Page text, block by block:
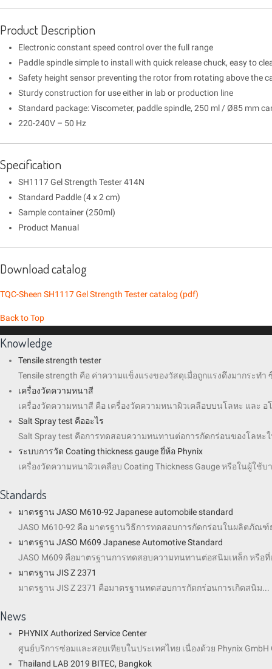
Product Description
Electronic constant speed control over the full range
Paddle spindle simple to install with quick release chuck, easy to
Safety height sensor preventing the rotor from rotating above the
Sturdy construction for use either in lab or production line
Standard package: Viscometer, paddle spindle, 250 ml / Ø85 mm
220-240V – 50 Hz
Specification
SH1117 Gel Strength Tester 414N
Standard Paddle (4 x 2 cm)
Sample container (250ml)
Product Manual
Download catalog
TQC-Sheen SH1117 Gel Strength Tester catalog (pdf)
Back to Top
Knowledge
Tensile strength tester
Tensile strength คือ ค่าความแข็งแรงของวัสดุเมื่อถูกแรงดึงมากระท
เครื่องวัดความหนาสี
เครื่องวัดความหนาสี คือ เครื่องวัดความหนาผิวเคลือบบนโลหะ และ อ
Salt Spray test คืออะไร
Salt Spray test คือการทดสอบความทนทานต่อการกัดกร่อนของโลห
ระบบการวัด Coating thickness gauge ยี่ห้อ Phynix
เครื่องวัดความหนาผิวเคลือบ Coating Thickness Gauge หรือในผู้ใช้บ
Standards
มาตรฐาน JASO M610-92 Japanese automobile standard
JASO M610-92 คือ มาตรฐานวิธีการทดสอบการกัดกร่อนในผลิตภัณ
มาตรฐาน JASO M609 Japanese Automotive Standard
JASO M609 คือมาตรฐานการทดสอบความทนทานต่อสนิมเหล็ก หรือที่
มาตรฐาน JIS Z 2371
มาตรฐาน JIS Z 2371 คือมาตรฐานทดสอบการกัดกร่อนการเกิดสนิม...
News
PHYNIX Authorized Service Center
ศูนย์บริการซ่อมและสอบเทียบในประเทศไทย เนื่องด้วย Phynix GmbH
Thailand LAB 2019 BITEC, Bangkok